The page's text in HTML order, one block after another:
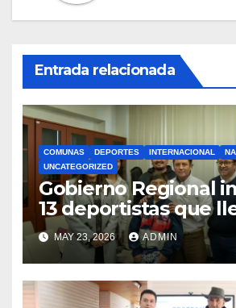
Entrada relacionada
COMUNAS DEPORTES INTERNACIONAL
UNCATEGORIZED
Gobierno Regional
13 deportistas que
bandera maulina a
competencias
internacionales
MAY 23, 2026 ADMIN